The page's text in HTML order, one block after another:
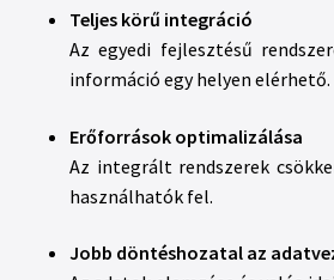
Teljes körű integráció
Az egyedi fejlesztésű
információ egy helyen elérhető.
Erőforrások optimalizálása
Az integrált rendszerek
használhatók fel.
Jobb döntéshozatal az